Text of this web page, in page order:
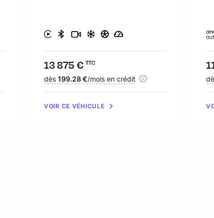
Prix :
13 875 € TTC
Financement :
dès 199.28 €/mois en crédit
VOIR CE VÉHICULE